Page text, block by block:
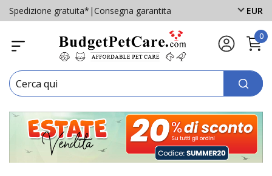
Spedizione gratuita* |Consegna garantita EUR
0